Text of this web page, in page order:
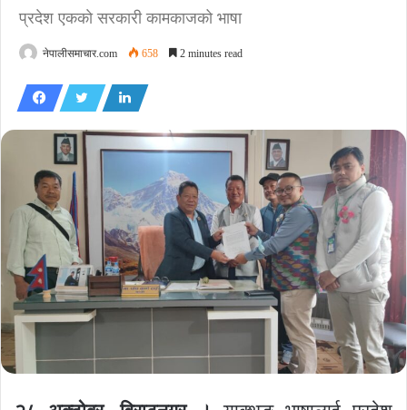
प्रदेश एककाे सरकारी कामकाजको भाषा
नेपालीसमाचार.com 658 2 minutes read